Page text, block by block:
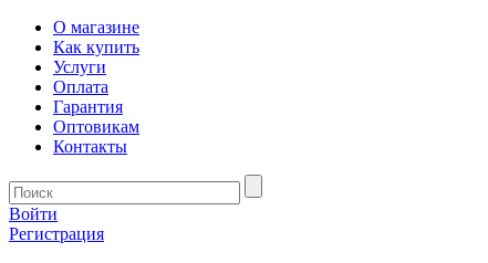
О магазине
Как купить
Услуги
Оплата
Гарантия
Оптовикам
Контакты
Войти
Регистрация